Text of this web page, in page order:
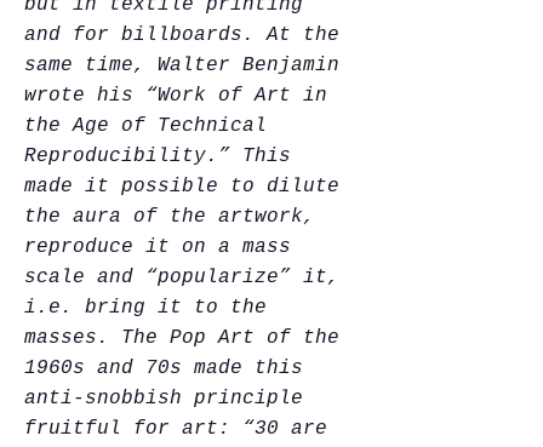
but in textile printing
and for billboards. At the
same time, Walter Benjamin
wrote his “Work of Art in
the Age of Technical
Reproducibility.” This
made it possible to dilute
the aura of the artwork,
reproduce it on a mass
scale and “popularize” it,
i.e. bring it to the
masses. The Pop Art of the
1960s and 70s made this
anti-snobbish principle
fruitful for art: “30 are